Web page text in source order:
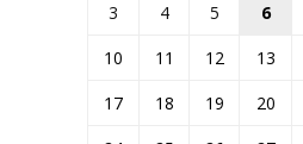
3
4 5 6
10
11 12 13
17
18 19 20